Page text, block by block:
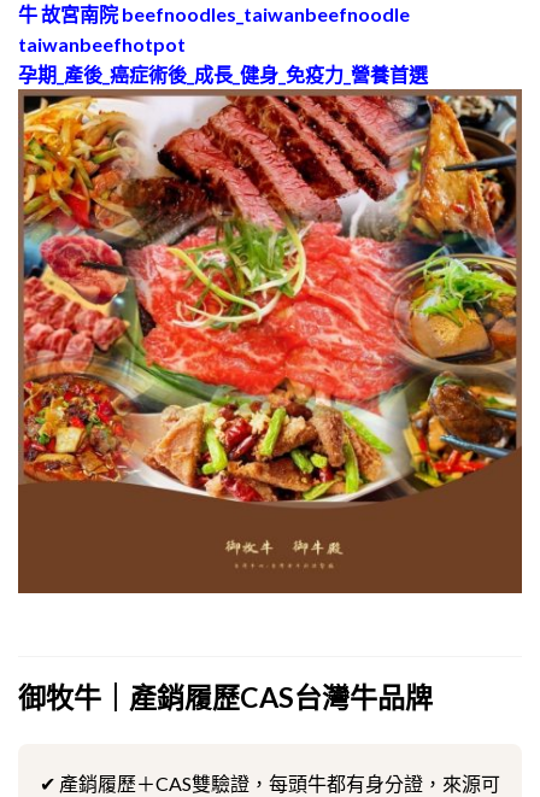
牛 故宮南院 beefnoodles_taiwanbeefnoodle
taiwanbeefhotpot
孕期_產後_癌症術後_成長_健身_免疫力_營養首選
御牧牛｜產銷履歷CAS台灣牛品牌
✔ 產銷履歷＋CAS雙驗證，每頭牛都有身分證，來源可